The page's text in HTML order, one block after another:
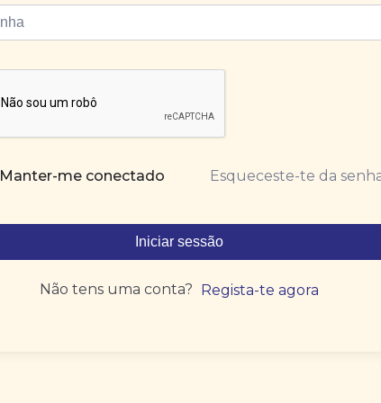
Manter-me conectado Esqueceste-te da
Iniciar sessão
Não tens uma conta? Regista-te agora